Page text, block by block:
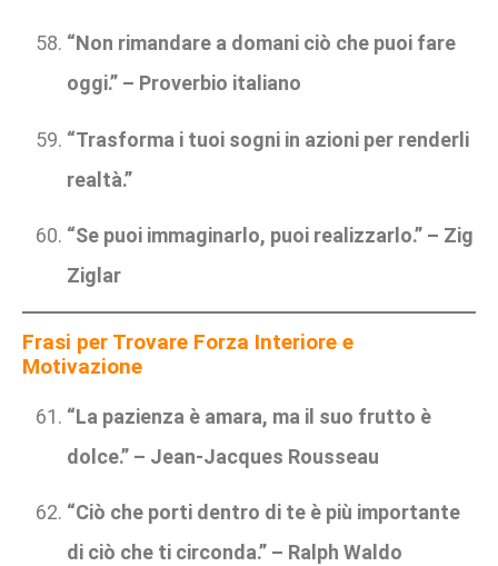
“Non rimandare a domani ciò che puoi fare
oggi.” – Proverbio italiano
“Trasforma i tuoi sogni in azioni per renderli
realtà.”
“Se puoi immaginarlo, puoi realizzarlo.” – Zig
Ziglar
Frasi per Trovare Forza Interiore e
Motivazione
“La pazienza è amara, ma il suo frutto è
dolce.” – Jean-Jacques Rousseau
“Ciò che porti dentro di te è più importante
di ciò che ti circonda.” – Ralph Waldo